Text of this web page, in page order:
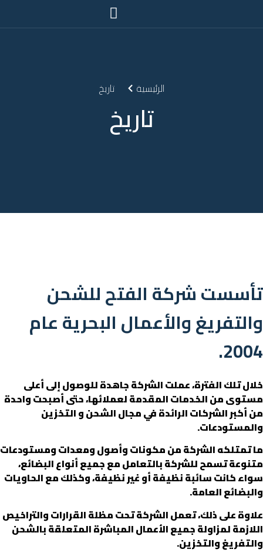
الرئيسية تاريخ
تاريخ
تأسست شركة الفتح للشحن
والتفريغ والأعمال البحرية عام
2004.
خلالتلك الفترة، عملت الشركة جاهدة للوصول إلى أعلى
مستوى من الخدمات المقدمة لعملائها، حتى أصبحت واحدة
من أكبر الشركات الرائدة في مجال الشحن و التخزين
والمستودعات.
ما تمتلكهالشركة من مكونات وأصول ومعدات ومستودعات
متنوعة تسمح للشركة بالتعامل مع جميع أنواع البضائع،
سواء كانت سائبة نظيفة أو غير نظيفة، وكذلك مع الحاويات
والبضائع العامة.
علاوة على ذلك، تعمل الشركة تحت مظلة القرارات والتراخيص
اللازمة لمزاولة جميع الأعمالالمباشرة المتعلقةبالشحن
والتفريغ والتخزين.